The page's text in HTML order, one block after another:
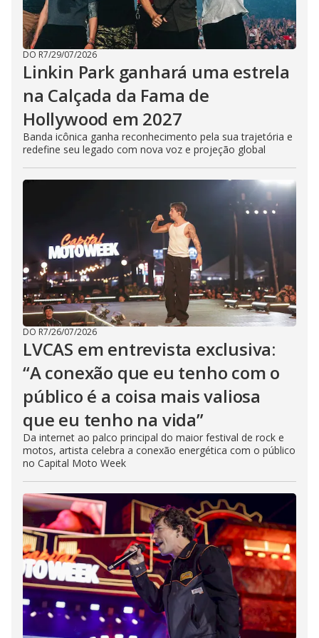
DO R7/29/07/2026
Linkin Park ganhará uma estrela
na Calçada da Fama de
Hollywood em 2027
Banda icônica ganha reconhecimento pela sua trajetória e
redefine seu legado com nova voz e projeção global
DO R7/26/07/2026
LVCAS em entrevista exclusiva:
“A conexão que eu tenho com o
público é a coisa mais valiosa
que eu tenho na vida”
Da internet ao palco principal do maior festival de rock e
motos, artista celebra a conexão energética com o público
no Capital Moto Week